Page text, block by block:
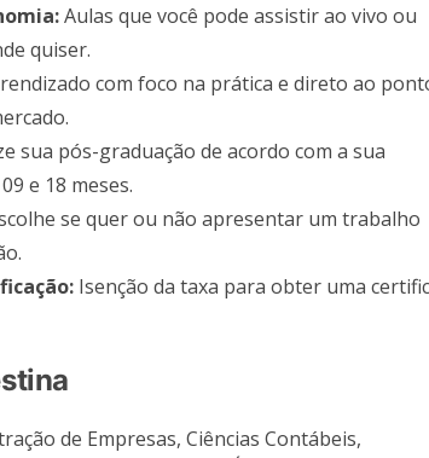
Aulas que você pode assistir ao vivo ou
quiser.
com foco na prática e direto ao
sua pós-graduação de acordo com a sua
e 18 meses.
se quer ou não apresentar um trabalho
Isenção da taxa para obter uma
de Empresas, Ciências Contábeis,